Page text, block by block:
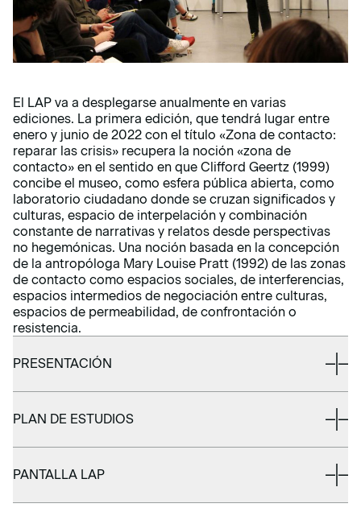
El LAP va a desplegarse anualmente en varias
ediciones. La primera edición, que tendrá lugar entre
enero y junio de 2022 con el título «Zona de contacto:
reparar las crisis» recupera la noción «zona de
contacto» en el sentido en que Clifford Geertz (1999)
concibe el museo, como esfera pública abierta, como
laboratorio ciudadano donde se cruzan significados y
culturas, espacio de interpelación y combinación
constante de narrativas y relatos desde perspectivas
no hegemónicas. Una noción basada en la concepción
de la antropóloga Mary Louise Pratt (1992) de las zonas
de contacto como espacios sociales, de interferencias,
espacios intermedios de negociación entre culturas,
espacios de permeabilidad, de confrontación o
resistencia.
PRESENTACIÓN
PLAN DE ESTUDIOS
PANTALLA LAP